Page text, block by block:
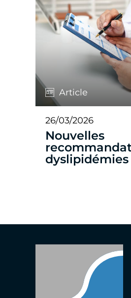
Article
26/03/2026
Nouvelles
dyslipidémies